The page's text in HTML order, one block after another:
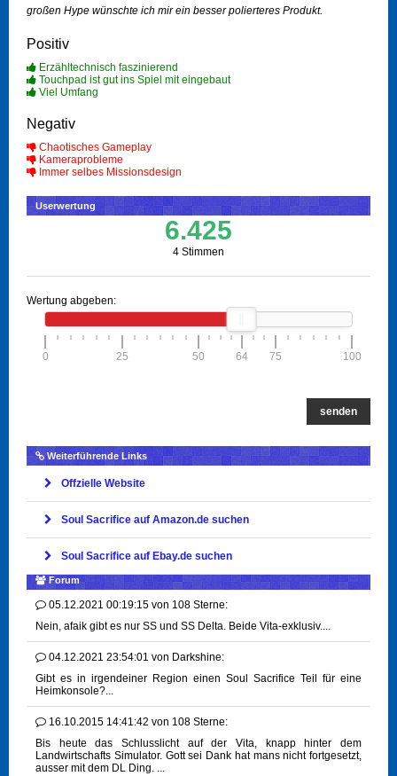
großen Hype wünschte ich mir ein besser polierteres Produkt.
Positiv
Erzähltechnisch faszinierend
Touchpad ist gut ins Spiel mit eingebaut
Viel Umfang
Negativ
Chaotisches Gameplay
Kameraprobleme
Immer selbes Missionsdesign
Userwertung
6.425
4 Stimmen
Wertung abgeben:
0 25 50 64 75 100
senden
Weiterführende Links
Offzielle Website
Soul Sacrifice auf Amazon.de suchen
Soul Sacrifice auf Ebay.de suchen
Forum
05.12.2021 00:19:15 von 108 Sterne:
Nein, afaik gibt es nur SS und SS Delta. Beide Vita-exklusiv....
04.12.2021 23:54:01 von Darkshine:
Gibt es in irgendeiner Region einen Soul Sacrifice Teil für eine
Heimkonsole?...
16.10.2015 14:41:42 von 108 Sterne:
Bis heute das Schlusslicht auf der Vita, knapp hinter dem
Landwirtschafts Simulator. Gott sei Dank hat mans nicht fortgesetzt,
ausser mit dem DL Ding. ...